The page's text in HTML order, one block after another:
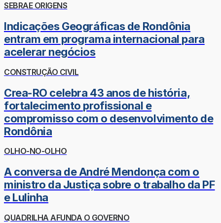
SEBRAE ORIGENS
Indicações Geográficas de Rondônia
entram em programa internacional para
acelerar negócios
CONSTRUÇÃO CIVIL
Crea-RO celebra 43 anos de história,
fortalecimento profissional e
compromisso com o desenvolvimento de
Rondônia
OLHO-NO-OLHO
A conversa de André Mendonça com o
ministro da Justiça sobre o trabalho da PF
e Lulinha
QUADRILHA AFUNDA O GOVERNO